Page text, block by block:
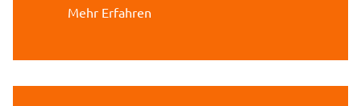
Mehr Erfahren